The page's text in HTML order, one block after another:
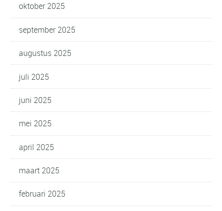
oktober 2025
september 2025
augustus 2025
juli 2025
juni 2025
mei 2025
april 2025
maart 2025
februari 2025